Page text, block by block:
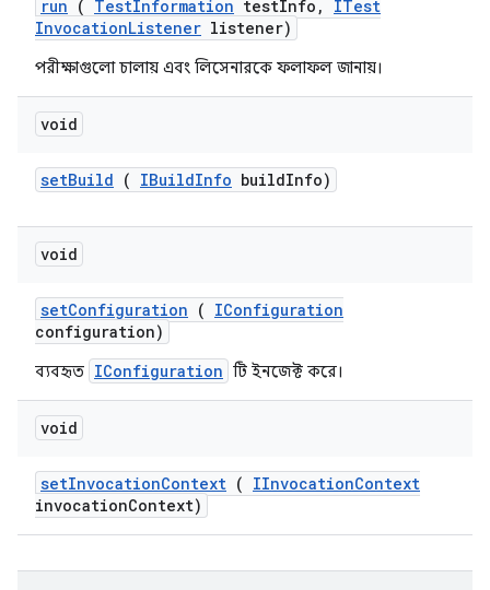
run ( TestInformation testInfo ,
ITest
InvocationListener listener)
পরীক্ষাগুলো চালায় এবং লিসেনারকে ফলাফল জানায়।
void
setBuild ( IBuildInfo buildInfo)
void
setConfiguration ( IConfiguration
configuration)
ব্যবহৃত IConfiguration টি ইনজেক্ট করে।
void
setInvocationContext ( IInvocationContext
invocationContext)